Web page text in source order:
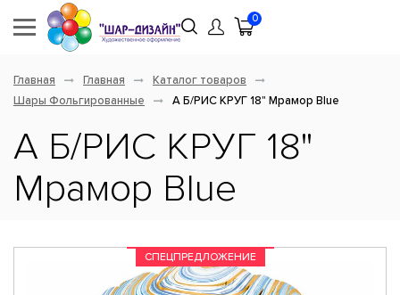
0
Главная Главная
Каталог товаров
Шары Фольгированные
А Б/РИС КРУГ 18" Мрамор Blue
А Б/РИС КРУГ 18"
Мрамор Blue
СПЕЦПРЕДЛОЖЕНИЕ